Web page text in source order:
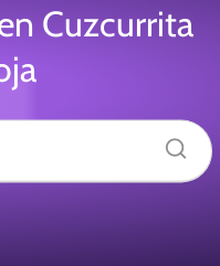
Cuzcurrita